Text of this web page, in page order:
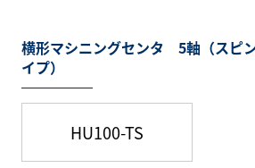
横形マシニングセンタ 5軸（スピ
イプ）
HU100-TS